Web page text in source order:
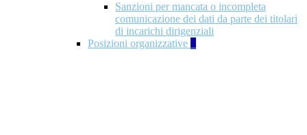
Sanzioni per mancata o incompleta
comunicazione dei dati da parte dei titolari
di incarichi dirigenziali
Posizioni organizzative 1